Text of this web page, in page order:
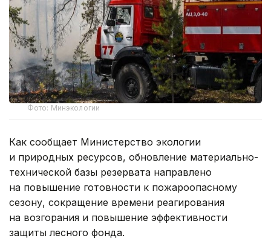
Фото: Минэкологии
Как сообщает Министерство экологии
и природных ресурсов, обновление материально-
технической базы резервата направлено
на повышение готовности к пожароопасному
сезону, сокращение времени реагирования
на возгорания и повышение эффективности
защиты лесного фонда.